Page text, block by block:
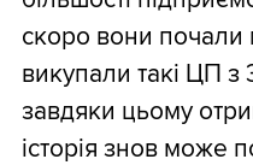
скоро вони почали
викупали такі ЦП з
завдяки цьому
історія знов може